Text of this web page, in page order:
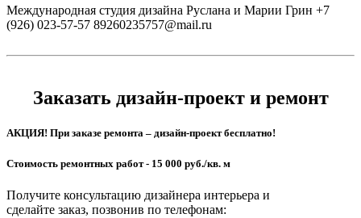
Международная студия дизайна Руслана и Марии Грин +7
(926) 023-57-57 89260235757@mail.ru
Заказать дизайн-проект и ремонт
АКЦИЯ! При заказе ремонта – дизайн-проект бесплатно!
Стоимость ремонтных работ - 15 000 руб./кв. м
Получите консультацию дизайнера интерьера и
сделайте заказ, позвонив по телефонам: